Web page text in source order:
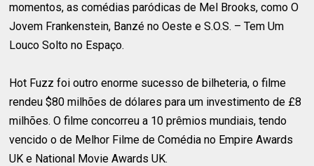
momentos, as comédias paródicas de Mel Brooks, como O
Jovem Frankenstein, Banzé no Oeste e S.O.S. – Tem Um
Louco Solto no Espaço.
Hot Fuzz foi outro enorme sucesso de bilheteria, o filme
rendeu $80 milhões de dólares para um investimento de £8
milhões. O filme concorreu a 10 prêmios mundiais, tendo
vencido o de Melhor Filme de Comédia no Empire Awards
UK e National Movie Awards UK.